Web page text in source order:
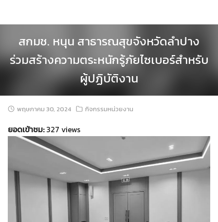
สกมช. หนุน สาธารณสุขจังหวัดลำปาง
ร่วมสร้างความตระหนักรู้ภัยไซเบอร์สำหรับ
ผู้ปฏิบัติงาน
พฤษภาคม 30, 2024 กิจกรรมหน่วยงาน
ยอดเข้าชม:327 views